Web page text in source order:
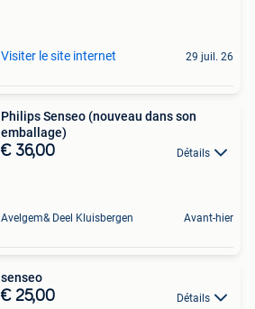
Visiter le site internet 29 juil. 26
Philips Senseo (nouveau dans son
emballage)
€ 36,00 Détails
Avelgem& Deel Kluisbergen Avant-hier
senseo
€ 25,00 Détails